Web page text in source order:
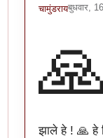
चामुंडरायबुधवार,
झाले हे ! 🙏 हे